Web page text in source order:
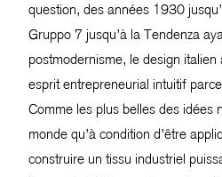
question, des années 1930
Gruppo 7 jusqu’à la Tendenza
postmodernisme, le design italien
esprit entrepreneurial intuitif
Comme les plus belles des idées
monde qu’à condition d’être
construire un tissu industriel